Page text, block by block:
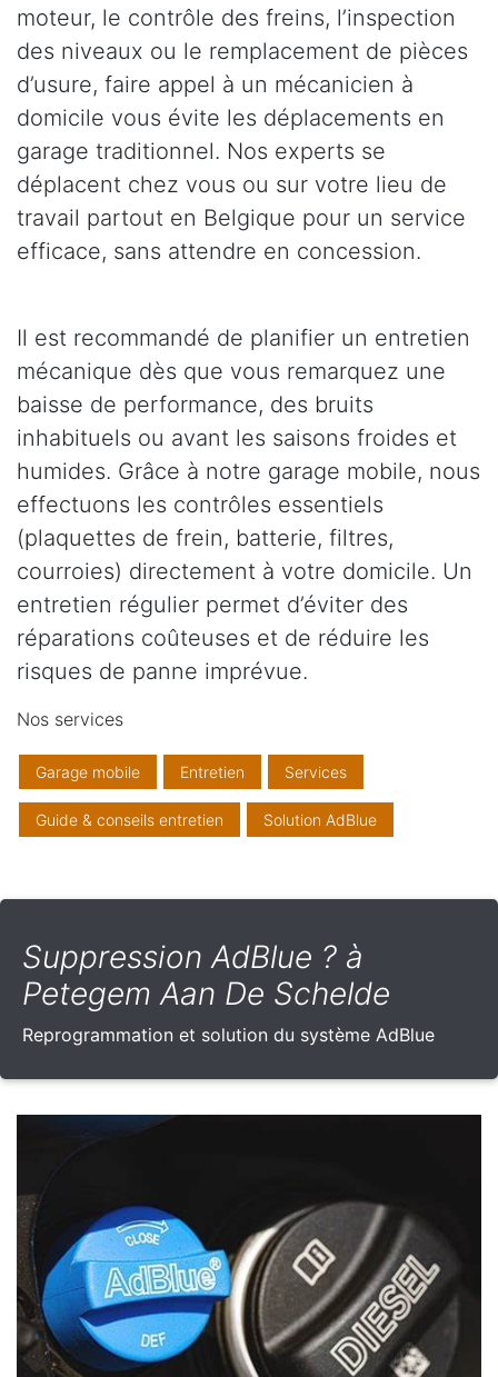
moteur, le contrôle des freins, l’inspection
des niveaux ou le remplacement de pièces
d’usure, faire appel à un mécanicien à
domicile vous évite les déplacements en
garage traditionnel. Nos experts se
déplacent chez vous ou sur votre lieu de
travail partout en Belgique pour un service
efficace, sans attendre en concession.
Il est recommandé de planifier un entretien
mécanique dès que vous remarquez une
baisse de performance, des bruits
inhabituels ou avant les saisons froides et
humides. Grâce à notre garage mobile, nous
effectuons les contrôles essentiels
(plaquettes de frein, batterie, filtres,
courroies) directement à votre domicile. Un
entretien régulier permet d’éviter des
réparations coûteuses et de réduire les
risques de panne imprévue.
Nos services
Garage mobile Entretien Services
Guide & conseils entretien Solution AdBlue
Suppression AdBlue ? à
Petegem Aan De Schelde
Reprogrammation et solution du système AdBlue